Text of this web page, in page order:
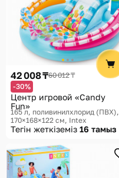
42 008 ₸60 012 ₸
-30%
Центр игровой «Candy
Fun»
165 л, поливинилхлорид (ПВХ),
170×168×122 см Intex
Тегін жеткіземіз 16 тамыз